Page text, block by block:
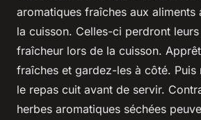
aromatiques fraîches aux aliments
la cuisson. Celles-ci perdront
fraîcheur lors de la cuisson.
fraîches et gardez-les à côté. Puis
le repas cuit avant de servir.
herbes aromatiques séchées